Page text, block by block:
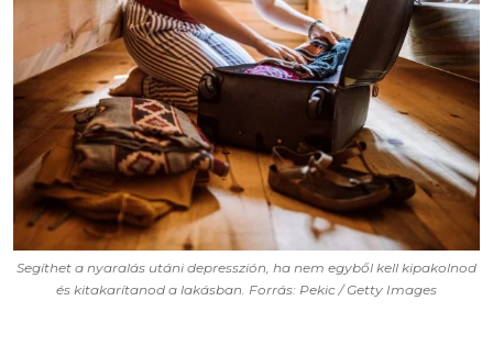
Segíthet a nyaralás utáni depresszión, ha nem egyből kell kipakolnod
és kitakarítanod a lakásban. Forrás: Pekic / Getty Images